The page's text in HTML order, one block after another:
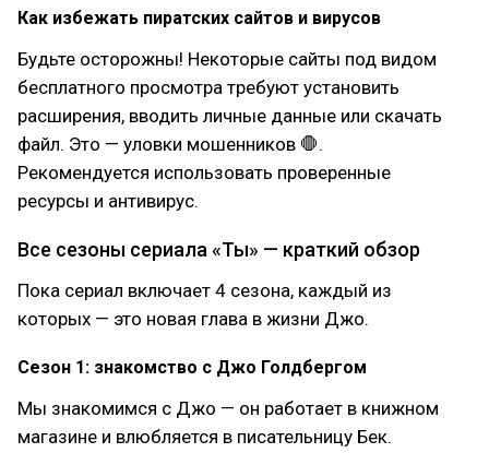
Как избежать пиратских сайтов и вирусов
Будьте осторожны! Некоторые сайты под видом
бесплатного просмотра требуют установить
расширения, вводить личные данные или скачать
файл. Это — уловки мошенников 🛑.
Рекомендуется использовать проверенные
ресурсы и антивирус.
Все сезоны сериала «Ты» — краткий обзор
Пока сериал включает 4 сезона, каждый из
которых — это новая глава в жизни Джо.
Сезон 1: знакомство с Джо Голдбергом
Мы знакомимся с Джо — он работает в книжном
магазине и влюбляется в писательницу Бек.